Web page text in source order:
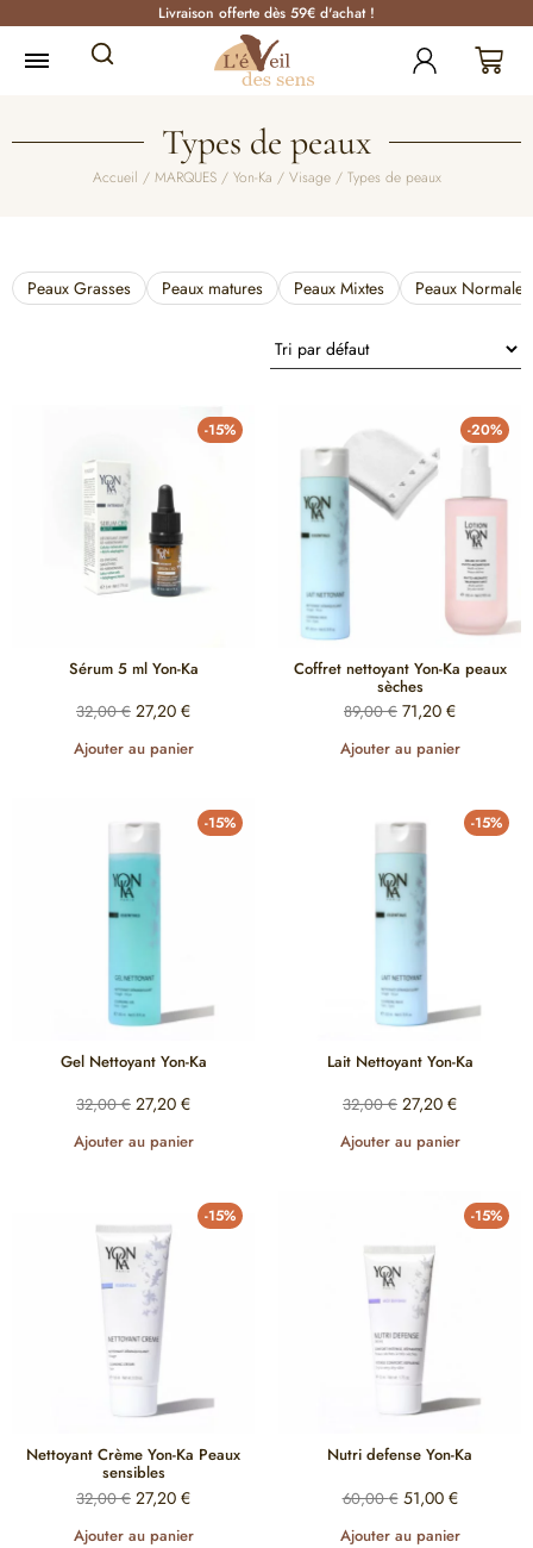
Livraison offerte dès 59€ d'achat !
Types de peaux
Accueil / MARQUES/ Yon-Ka / Visage/ Types de peaux
Peaux Grasses Peaux matures Peaux Mixtes Peaux Normales
-15%
Sérum 5 ml Yon-Ka
32,00€ 27,20 €
Ajouter au panier
-20%
Coffret nettoyant Yon-Ka peaux
sèches
89,00€ 71,20 €
Ajouter au panier
-15%
Gel Nettoyant Yon-Ka
32,00€ 27,20 €
Ajouter au panier
-15%
Lait Nettoyant Yon-Ka
32,00€ 27,20 €
Ajouter au panier
-15%
Nettoyant Crème Yon-Ka Peaux
sensibles
32,00€ 27,20 €
Ajouter au panier
-15%
Nutri defense Yon-Ka
60,00€ 51,00 €
Ajouter au panier